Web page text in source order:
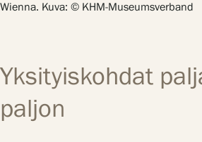
Wienna. Kuva: © KHM-Museumsverband
Yksityiskohdat
paljon